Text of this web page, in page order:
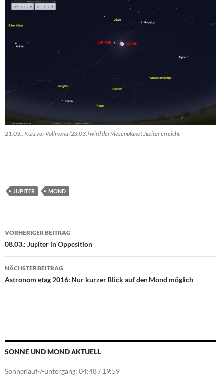
21.03.: Kurz vor Vollmond (23.03.) wird der Riesenplanet Jupiter erreicht
JUPITER MOND
Beitragsnavigation
VORHERIGER BEITRAG
08.03.: Jupiter in Opposition
NÄCHSTER BEITRAG
Astronomietag 2016: Nur kurzer Blick auf den Mond möglich
SONNE UND MOND AKTUELL
Sonnenauf-/-untergang: 04:48 / 19:59